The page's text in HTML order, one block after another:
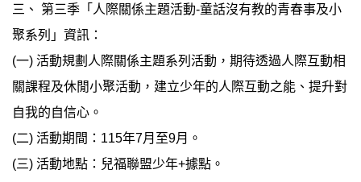
三、 第三季「人際關係主題活動-童話沒有教的青春事及小
聚系列」資訊：
(一) 活動規劃人際關係主題系列活動，期待透過人際互動相
關課程及休閒小聚活動，建立少年的人際互動之能、提升對
自我的自信心。
(二) 活動期間：115年7月至9月。
(三) 活動地點：兒福聯盟少年+據點。